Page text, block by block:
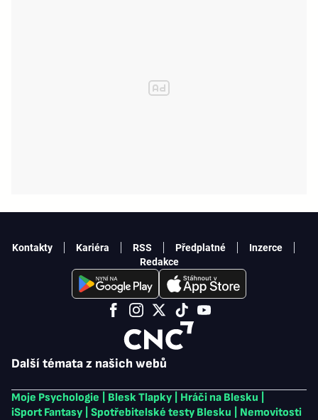
Další témata z našich webů
Moje Psychologie Blesk Tlapky Hráči na Blesku
iSport Fantasy
Spotřebitelské testy Blesku
Nemovitosti
Kontakty Kariéra RSS Předplatné
Inzerce
Redakce